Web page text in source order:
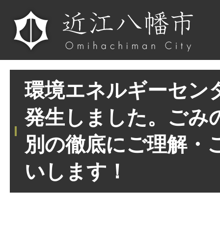
環境エネルギーセン
発生しました。ごみ
別の徹底にご理解・
いします！